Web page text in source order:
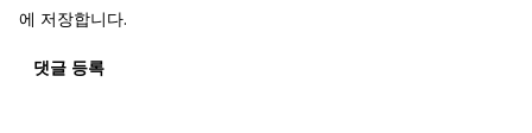
에 저장합니다.
댓글 등록